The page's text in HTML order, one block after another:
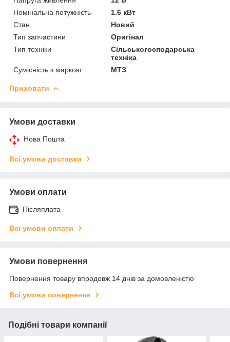
Номінальна потужність
1.6 кВт
Стан
Новий
Тип запчастини
Оригінал
Тип техніки
Сільськогосподарська
техніка
Сумісність з маркою
МТЗ
Приховати
Умови доставки
Нова Пошта
Всі умови доставки
Умови оплати
Післяплата
Всі умови оплати
Умови повернення
Повернення товару впродовж 14 днів за домовленістю
Всі умови повернення
Подібні товари компанії